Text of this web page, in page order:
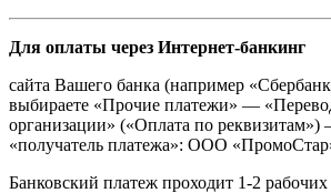
Для оплаты через Интернет-банкинг
сайта Вашего банка (например
выбираете «Прочие платежи» —
организации» («Оплата по реквизитам»)
«получатель платежа»: ООО
Банковский платеж проходит 1-2 рабочих